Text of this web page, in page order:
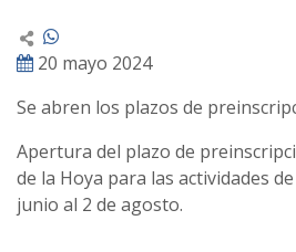
20 mayo 2024
Se abren los plazos de
Apertura del plazo de
de la Hoya para las actividades
junio al 2 de agosto.